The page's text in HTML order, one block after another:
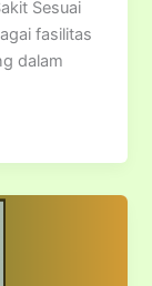
Sesuai
fasilitas
dalam